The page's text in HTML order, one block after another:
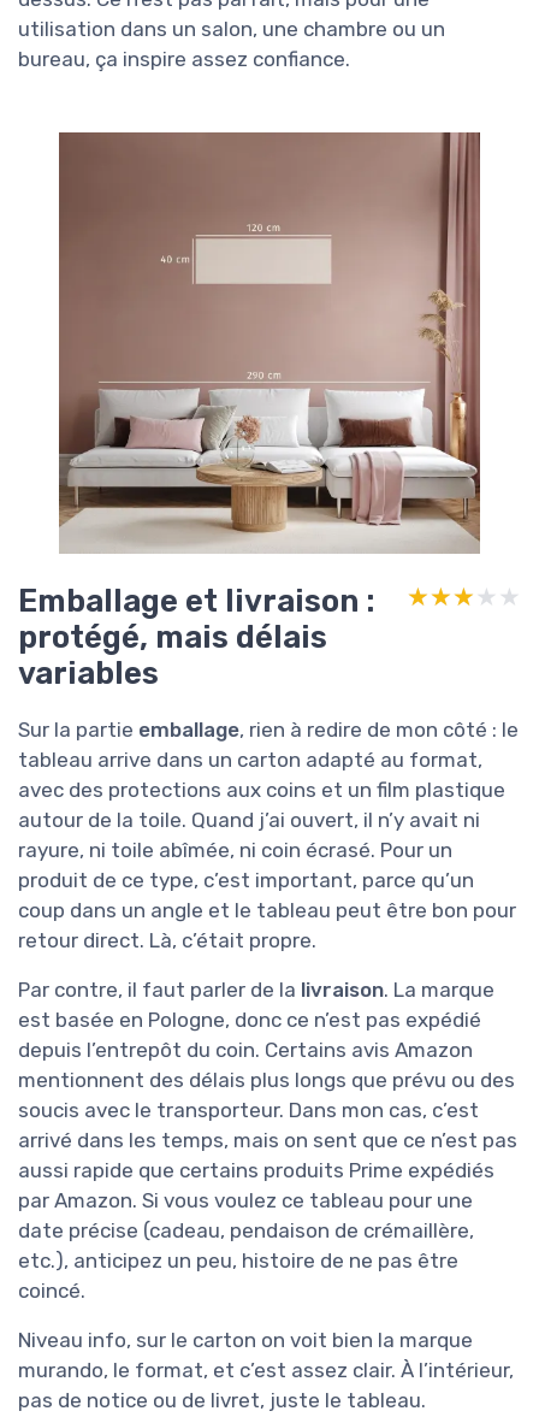
utilisation dans un salon, une chambre ou un
bureau, ça inspire assez confiance.
Emballage et livraison :
protégé, mais délais
variables
★★★★★
★★★★★
Sur la partie emballage, rien à redire de mon côté : le
tableau arrive dans un carton adapté au format,
avec des protections aux coins et un film plastique
autour de la toile. Quand j’ai ouvert, il n’y avait ni
rayure, ni toile abîmée, ni coin écrasé. Pour un
produit de ce type, c’est important, parce qu’un
coup dans un angle et le tableau peut être bon pour
retour direct. Là, c’était propre.
Par contre, il faut parler de la livraison. La marque
est basée en Pologne, donc ce n’est pas expédié
depuis l’entrepôt du coin. Certains avis Amazon
mentionnent des délais plus longs que prévu ou des
soucis avec le transporteur. Dans mon cas, c’est
arrivé dans les temps, mais on sent que ce n’est pas
aussi rapide que certains produits Prime expédiés
par Amazon. Si vous voulez ce tableau pour une
date précise (cadeau, pendaison de crémaillère,
etc.), anticipez un peu, histoire de ne pas être
coincé.
Niveau info, sur le carton on voit bien la marque
murando, le format, et c’est assez clair. À l’intérieur,
pas de notice ou de livret, juste le tableau.